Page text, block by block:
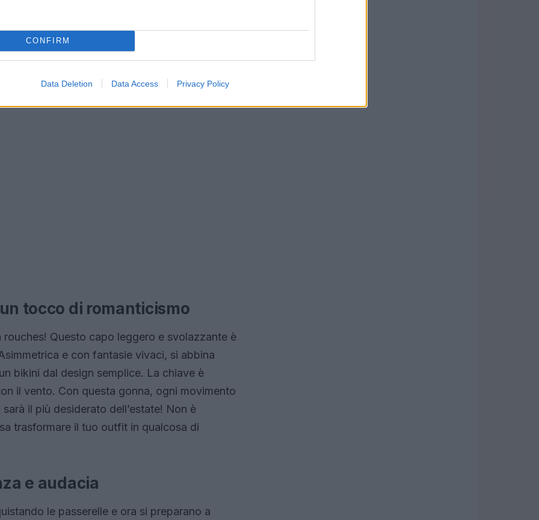
CONFIRM
Data Deletion Data Access Privacy Policy
comfort, ma ti faranno anche apparire
al mare! Non è una sorpresa vedere il
nell’abbigliamento estivo?
tocco di romanticismo
Questo capo leggero e svolazzante è
e con fantasie vivaci, si abbina
bikini dal design semplice. La chiave è
il vento. Con questa gonna, ogni movimento
il più desiderato dell’estate! Non è
trasformare il tuo outfit in qualcosa di
e audacia
le passerelle e ora si preparano a